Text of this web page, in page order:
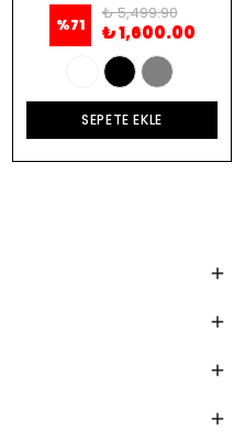
%71
₺ 5,499.90
₺ 1,600.00
SEPETE EKLE